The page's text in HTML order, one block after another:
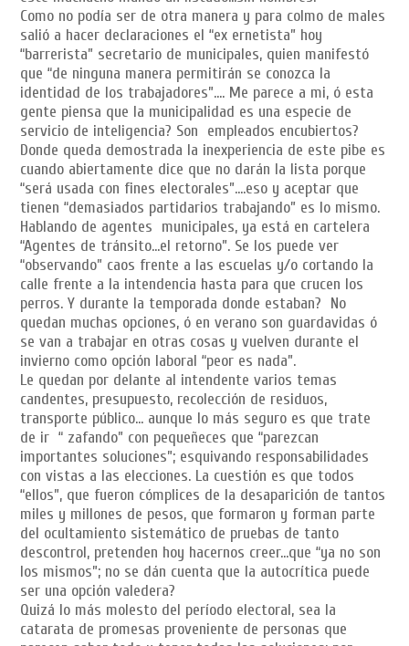
Como no podía ser de otra manera y para colmo de males
salió a hacer declaraciones el “ex ernetista” hoy
“barrerista” secretario de municipales, quien manifestó
que “de ninguna manera permitirán se conozca la
identidad de los trabajadores”…. Me parece a mi, ó esta
gente piensa que la municipalidad es una especie de
servicio de inteligencia? Son empleados encubiertos?
Donde queda demostrada la inexperiencia de este pibe es
cuando abiertamente dice que no darán la lista porque
“será usada con fines electorales”….eso y aceptar que
tienen “demasiados partidarios trabajando” es lo mismo.
Hablando de agentes municipales, ya está en cartelera
“Agentes de tránsito…el retorno”. Se los puede ver
“observando” caos frente a las escuelas y/o cortando la
calle frente a la intendencia hasta para que crucen los
perros. Y durante la temporada donde estaban? No
quedan muchas opciones, ó en verano son guardavidas ó
se van a trabajar en otras cosas y vuelven durante el
invierno como opción laboral “peor es nada”.
Le quedan por delante al intendente varios temas
candentes, presupuesto, recolección de residuos,
transporte público… aunque lo más seguro es que trate
de ir “ zafando” con pequeñeces que “parezcan
importantes soluciones”; esquivando responsabilidades
con vistas a las elecciones. La cuestión es que todos
“ellos”, que fueron cómplices de la desaparición de tantos
miles y millones de pesos, que formaron y forman parte
del ocultamiento sistemático de pruebas de tanto
descontrol, pretenden hoy hacernos creer…que “ya no son
los mismos”; no se dán cuenta que la autocrítica puede
ser una opción valedera?
Quizá lo más molesto del período electoral, sea la
catarata de promesas proveniente de personas que